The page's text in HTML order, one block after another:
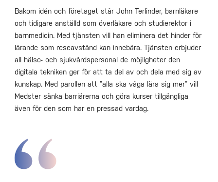
Bakom idén och företaget står John Terlinder, barnläkare
och tidigare anställd som överläkare och studierektor i
barnmedicin. Med tjänsten vill han eliminera det hinder för
lärande som reseavstånd kan innebära. Tjänsten erbjuder
all hälso- och sjukvårdspersonal de möjligheter den
digitala tekniken ger för att ta del av och dela med sig av
kunskap. Med parollen att ”alla ska våga lära sig mer” vill
Medster sänka barriärerna och göra kurser tillgängliga
även för den som har en pressad vardag.